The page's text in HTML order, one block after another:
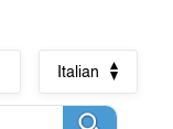
Italian